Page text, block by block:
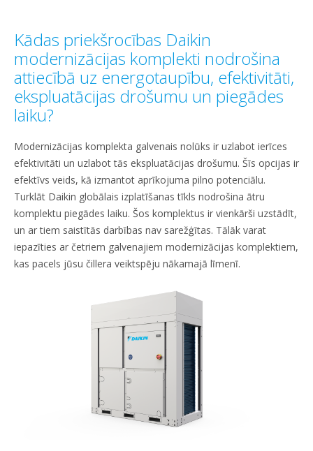
Kādas priekšrocības Daikin
modernizācijas komplekti nodrošina
attiecībā uz energotaupību, efektivitāti,
ekspluatācijas drošumu un piegādes
laiku?
Modernizācijas komplekta galvenais nolūks ir uzlabot ierīces
efektivitāti un uzlabot tās ekspluatācijas drošumu. Šīs opcijas ir
efektīvs veids, kā izmantot aprīkojuma pilno potenciālu.
Turklāt Daikin globālais izplatīšanas tīkls nodrošina ātru
komplektu piegādes laiku. Šos komplektus ir vienkārši uzstādīt,
un ar tiem saistītās darbības nav sarežģītas. Tālāk varat
iepazīties ar četriem galvenajiem modernizācijas komplektiem,
kas pacels jūsu čillera veiktspēju nākamajā līmenī.